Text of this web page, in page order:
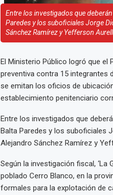
Entre los investigados que
Paredes y los suboficiales Jorge
Sánchez Ramírez y Yefferson
El Ministerio Público logró que el
preventiva contra 15 integrantes
se emitan los oficios de
establecimiento penitenciario
Entre los investigados que
Balta Paredes y los suboficiales
Alejandro Sánchez Ramírez y
Según la investigación fiscal, ‘La
poblado Cerro Blanco, en la
formales para la explotación de